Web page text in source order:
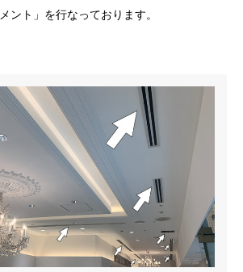
ント」を行なっております。